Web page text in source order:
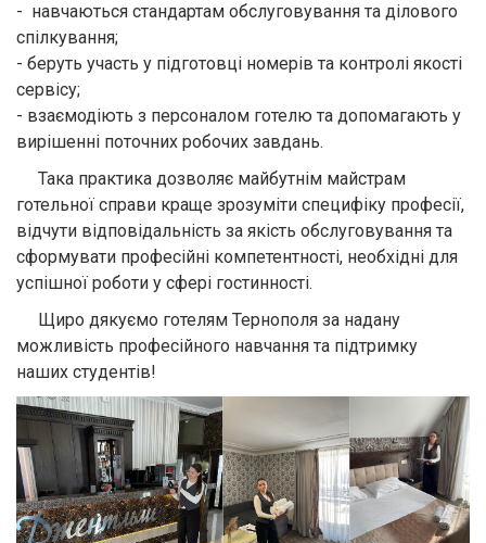
- навчаються стандартам обслуговування та ділового
спілкування;
- беруть участь у підготовці номерів та контролі якості
сервісу;
- взаємодіють з персоналом готелю та допомагають у
вирішенні поточних робочих завдань.
Така практика дозволяє майбутнім майстрам
готельної справи краще зрозуміти специфіку професії,
відчути відповідальність за якість обслуговування та
сформувати професійні компетентності, необхідні для
успішної роботи у сфері гостинності.
Щиро дякуємо готелям Тернополя за надану
можливість професійного навчання та підтримку
наших студентів!